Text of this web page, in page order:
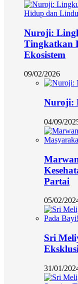
Nuroji:
Tingkatkan
Ekosistem
09/02/2026
Nuroji:
04/09/
Partai
05/02/
Sri
31/01/